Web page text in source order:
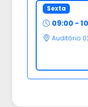
Sexta
09:00 -
Auditório